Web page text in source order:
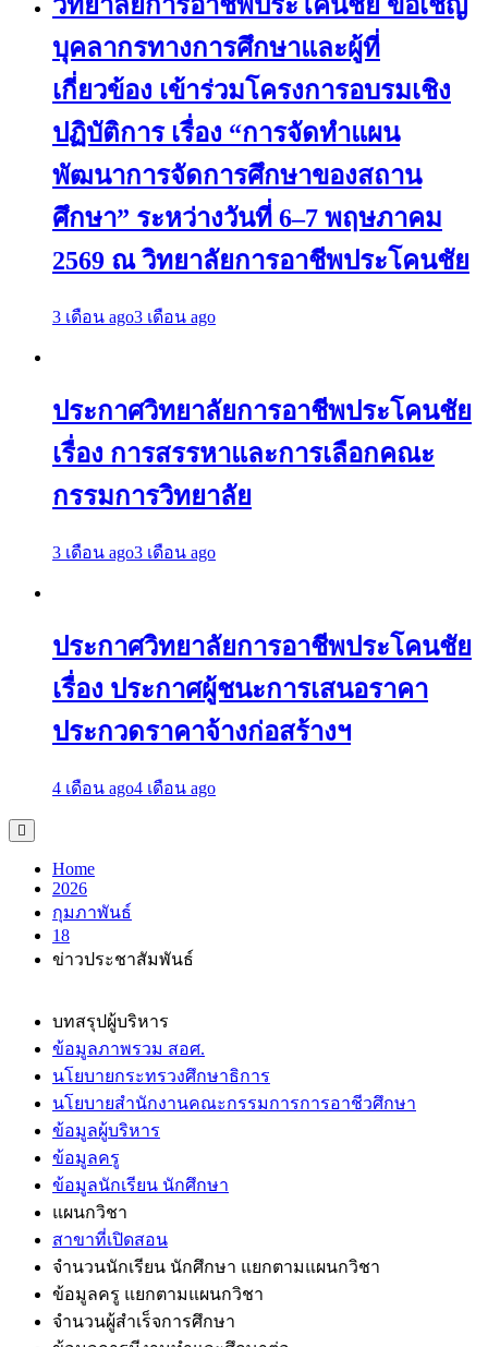
วิทยาลัยการอาชีพประโคนชัย ขอเชิญ
บุคลากรทางการศึกษาและผู้ที่
เกี่ยวข้อง เข้าร่วมโครงการอบรมเชิง
ปฏิบัติการ เรื่อง “การจัดทำแผน
พัฒนาการจัดการศึกษาของสถาน
ศึกษา” ระหว่างวันที่ 6–7 พฤษภาคม
2569 ณ วิทยาลัยการอาชีพประโคนชัย
3 เดือน ago3 เดือน ago
ประกาศวิทยาลัยการอาชีพประโคนชัย
เรื่อง การสรรหาและการเลือกคณะ
กรรมการวิทยาลัย
3 เดือน ago3 เดือน ago
ประกาศวิทยาลัยการอาชีพประโคนชัย
เรื่อง ประกาศผู้ชนะการเสนอราคา
ประกวดราคาจ้างก่อสร้างฯ
4 เดือน ago4 เดือน ago
Home
2026
กุมภาพันธ์
18
ข่าวประชาสัมพันธ์
บทสรุปผู้บริหาร
ข้อมูลภาพรวม สอศ.
นโยบายกระทรวงศึกษาธิการ
นโยบายสำนักงานคณะกรรมการการอาชีวศึกษา
ข้อมูลผู้บริหาร
ข้อมูลครู
ข้อมูลนักเรียน นักศึกษา
แผนกวิชา
สาขาที่เปิดสอน
จำนวนนักเรียน นักศึกษา แยกตามแผนกวิชา
ข้อมูลครู แยกตามแผนกวิชา
จำนวนผู้สำเร็จการศึกษา